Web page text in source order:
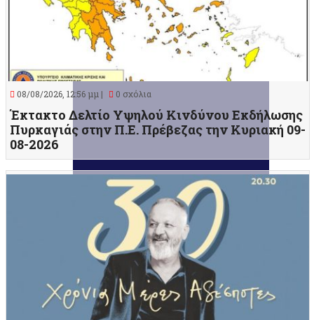
08/08/2026, 12:56 μμ | 0 σχόλια
Έκτακτο Δελτίο Υψηλού Κινδύνου Εκδήλωσης
Πυρκαγιάς στην Π.Ε. Πρέβεζας την Κυριακή 09-
08-2026